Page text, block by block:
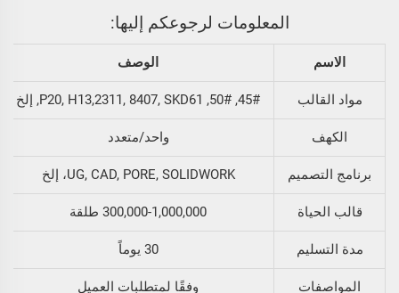
المعلومات لرجوعكم إليها:
الاسم الوصف
مواد القالب 45#, 50#, P20, H13,2311, 8407, SKD61, إلخ
الكهف واحد/متعدد
برنامج التصميم UG, CAD, PORE, SOLIDWORK، إلخ
قالب الحياة 300,000-1,000,000 طلقة
مدة التسليم 30 يوماً
المواصفات وفقًا لمتطلبات العميل